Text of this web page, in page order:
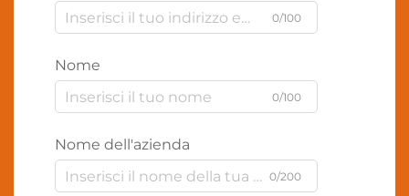
0/100
Nome
0/100
Nome dell'azienda
0/200